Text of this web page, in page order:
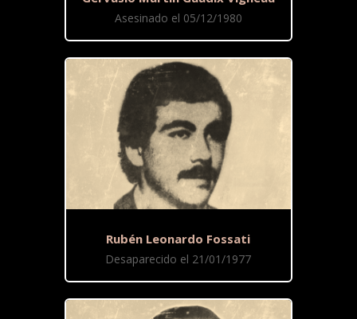
Asesinado el 05/12/1980
Rubén Leonardo Fossati
Desaparecido el 21/01/1977